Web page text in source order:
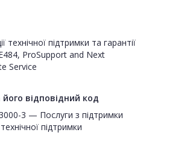
технічної підтримки та гарантії
ProSupport and Next
Service
відповідний код
3 — Послуги з підтримки
підтримки